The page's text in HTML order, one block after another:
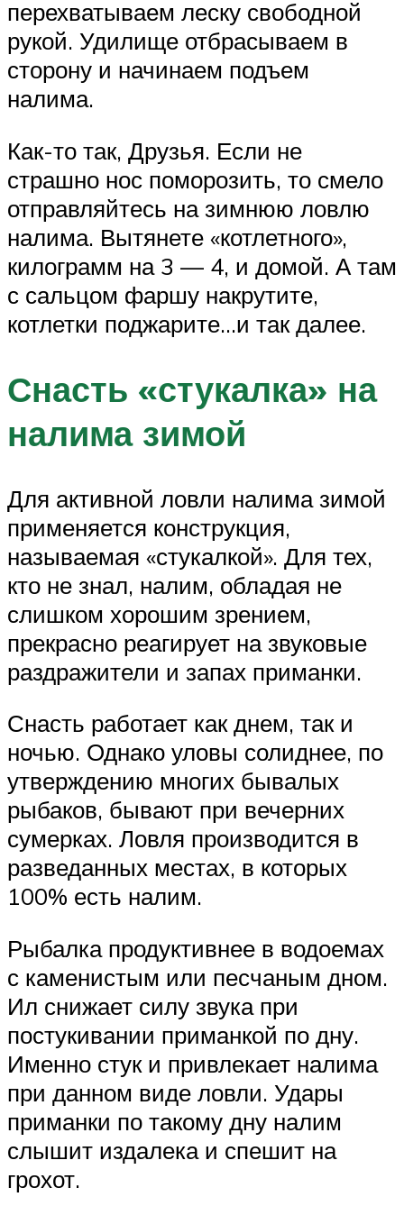
перехватываем леску свободной
рукой. Удилище отбрасываем в
сторону и начинаем подъем
налима.
Как-то так, Друзья. Если не
страшно нос поморозить, то смело
отправляйтесь на зимнюю ловлю
налима. Вытянете «котлетного»,
килограмм на 3 — 4, и домой. А там
с сальцом фаршу накрутите,
котлетки поджарите…и так далее.
Снасть «стукалка» на
налима зимой
Для активной ловли налима зимой
применяется конструкция,
называемая «стукалкой». Для тех,
кто не знал, налим, обладая не
слишком хорошим зрением,
прекрасно реагирует на звуковые
раздражители и запах приманки.
Снасть работает как днем, так и
ночью. Однако уловы солиднее, по
утверждению многих бывалых
рыбаков, бывают при вечерних
сумерках. Ловля производится в
разведанных местах, в которых
100% есть налим.
Рыбалка продуктивнее в водоемах
с каменистым или песчаным дном.
Ил снижает силу звука при
постукивании приманкой по дну.
Именно стук и привлекает налима
при данном виде ловли. Удары
приманки по такому дну налим
слышит издалека и спешит на
грохот.